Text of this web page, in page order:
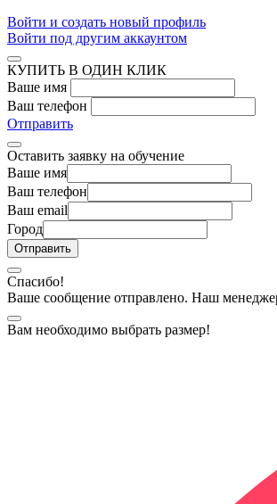
Войти и создать новый профиль
Войти под другим аккаунтом
КУПИТЬ В ОДИН КЛИК
Ваше имя
Ваш телефон
Отправить
Оставить заявку на обучение
Ваше имя
Ваш телефон
Ваш email
Город
Спасибо!
Ваше сообщение отправлено. Наш
Вам необходимо выбрать размер!